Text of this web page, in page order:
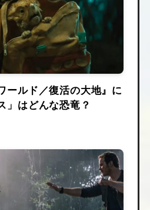
ールド／復活の大地』に
」はどんな恐竜？